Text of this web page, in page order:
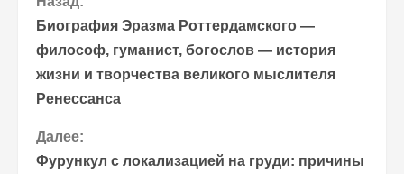
П
р
о
о
Биография Эразма Роттердамского —
философ, гуманист, богослов — история
жизни и творчества великого мыслителя
Ренессанса
Далее:
Фурункул с локализацией на груди: причины